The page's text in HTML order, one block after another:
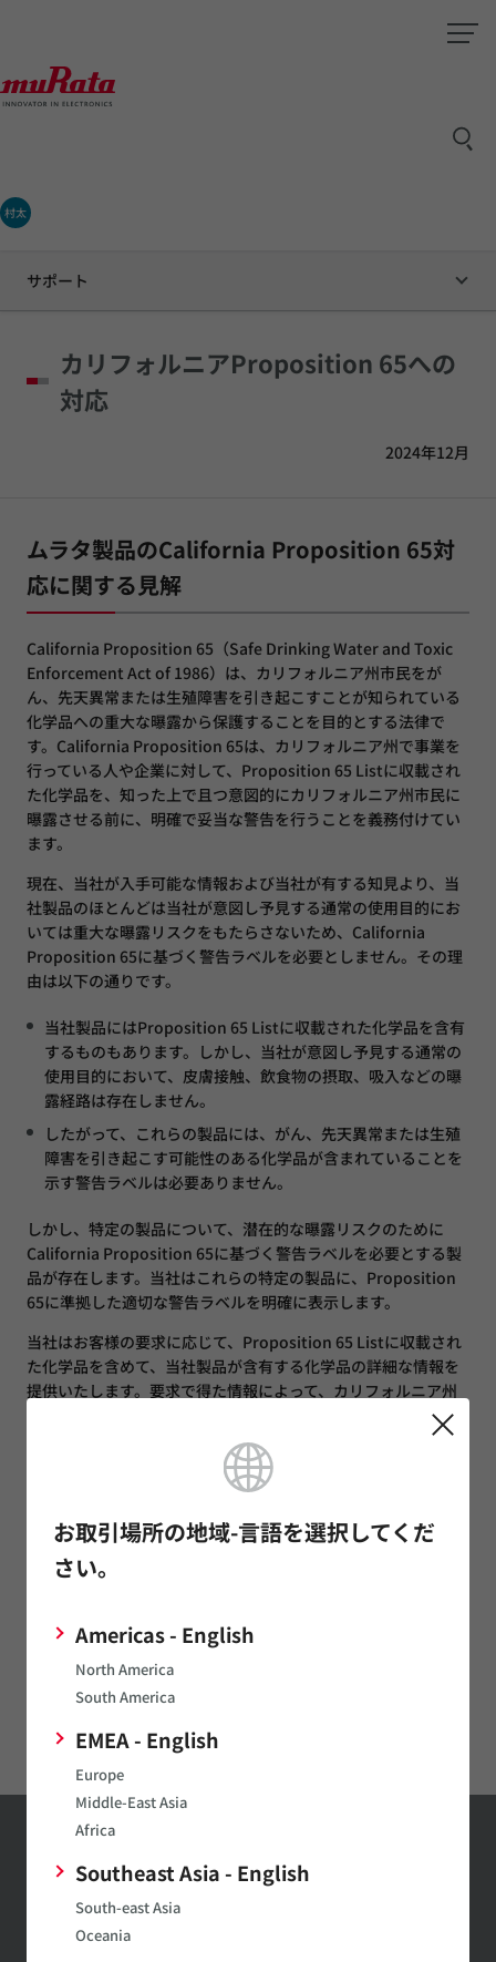
村太
お取引場所の地域-言語を選択してくだ
さい。
Americas - English
North America
South America
EMEA - English
Europe
Middle-East Asia
Africa
Southeast Asia - English
South-east Asia
Oceania
サポート
カリフォルニアProposition 65への
対応
2024年12月
ムラタ製品のCalifornia Proposition 65対
応に関する見解
California Proposition 65（Safe Drinking Water and Toxic
Enforcement Act of 1986）は、カリフォルニア州市民をが
ん、先天異常または生殖障害を引き起こすことが知られている
化学品への重大な曝露から保護することを目的とする法律で
す。California Proposition 65は、カリフォルニア州で事業を
行っている人や企業に対して、Proposition 65 Listに収載され
た化学品を、知った上で且つ意図的にカリフォルニア州市民に
曝露させる前に、明確で妥当な警告を行うことを義務付けてい
ます。
現在、当社が入手可能な情報および当社が有する知見より、当
社製品のほとんどは当社が意図し予見する通常の使用目的にお
いては重大な曝露リスクをもたらさないため、California
Proposition 65に基づく警告ラベルを必要としません。その理
由は以下の通りです。
当社製品にはProposition 65 Listに収載された化学品を含有
するものもあります。しかし、当社が意図し予見する通常の
使用目的において、皮膚接触、飲食物の摂取、吸入などの曝
露経路は存在しません。
したがって、これらの製品には、がん、先天異常または生殖
障害を引き起こす可能性のある化学品が含まれていることを
示す警告ラベルは必要ありません。
しかし、特定の製品について、潜在的な曝露リスクのために
California Proposition 65に基づく警告ラベルを必要とする製
品が存在します。当社はこれらの特定の製品に、Proposition
65に準拠した適切な警告ラベルを明確に表示します。
当社はお客様の要求に応じて、Proposition 65 Listに収載され
た化学品を含めて、当社製品が含有する化学品の詳細な情報を
提供いたします。要求で得た情報によって、カリフォルニア州
民はこれらの化学品への曝露のリスクに十分な情報に基づいた
カリフォルニア州で事業を行っている人や企業が、通常の推奨
有する当社製品を使用しようとする際には、これらの化学品へ
し、軽減するために、防塵マスク、防護手袋の使用を含む承認
推奨します。これらの予防措置は、破壊的物理解析などの職業
的な用途において適用すべきです。
更に詳細な法令の情報については、下記ウェブサイトを参照し
https://www.P65Warnings.ca.gov
お問い合わせ
お問い合わせはこちら